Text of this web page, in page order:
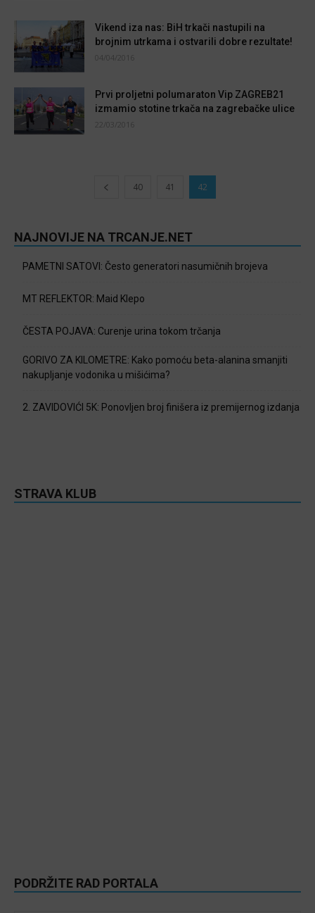
Vikend iza nas: BiH trkači nastupili na
brojnim utrkama i ostvarili dobre rezultate!
04/04/2016
Prvi proljetni polumaraton Vip ZAGREB21
izmamio stotine trkača na zagrebačke ulice
22/03/2016
40 41 42
NAJNOVIJE NA TRCANJE.NET
PAMETNI SATOVI: Često generatori nasumičnih brojeva
MT REFLEKTOR: Maid Klepo
ČESTA POJAVA: Curenje urina tokom trčanja
GORIVO ZA KILOMETRE: Kako pomoću beta-alanina smanjiti
nakupljanje vodonika u mišićima?
2. ZAVIDOVIĆI 5K: Ponovljen broj finišera iz premijernog izdanja
STRAVA KLUB
PODRŽITE RAD PORTALA